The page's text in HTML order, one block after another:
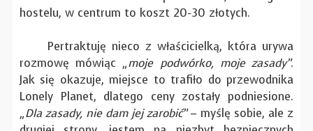
hostelu, w centrum to koszt 20-30 złotych.
Pertraktuję nieco z właścicielką, która urywa
rozmowę mówiąc „moje podwórko, moje zasady”.
Jak się okazuje, miejsce to trafiło do przewodnika
Lonely Planet, dlatego ceny zostały podniesione.
„Dla zasady, nie dam jej zarobić”– myślę sobie, ale z